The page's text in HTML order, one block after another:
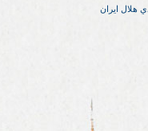
هلال ایران